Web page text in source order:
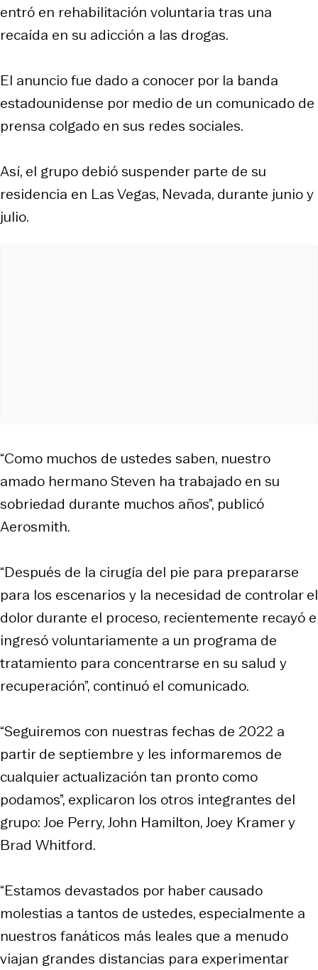
entró en rehabilitación voluntaria tras una
recaída en su adicción a las drogas.
El anuncio fue dado a conocer por la banda
estadounidense por medio de un comunicado de
prensa colgado en sus redes sociales.
Así, el grupo debió suspender parte de su
residencia en Las Vegas, Nevada, durante junio y
julio.
“Como muchos de ustedes saben, nuestro
amado hermano Steven ha trabajado en su
sobriedad durante muchos años”, publicó
Aerosmith.
“Después de la cirugía del pie para prepararse
para los escenarios y la necesidad de controlar el
dolor durante el proceso, recientemente recayó e
ingresó voluntariamente a un programa de
tratamiento para concentrarse en su salud y
recuperación”, continuó el comunicado.
“Seguiremos con nuestras fechas de 2022 a
partir de septiembre y les informaremos de
cualquier actualización tan pronto como
podamos”, explicaron los otros integrantes del
grupo: Joe Perry, John Hamilton, Joey Kramer y
Brad Whitford.
“Estamos devastados por haber causado
molestias a tantos de ustedes, especialmente a
nuestros fanáticos más leales que a menudo
viajan grandes distancias para experimentar